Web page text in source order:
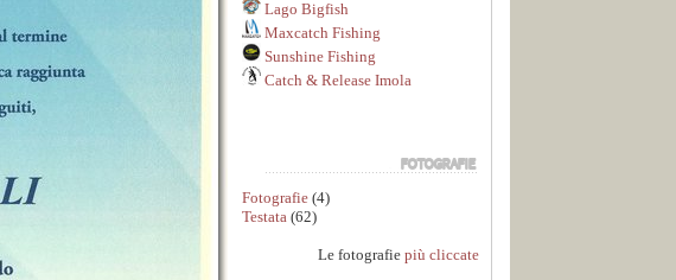
Lago Bigfish
Maxcatch Fishing
Sunshine Fishing
Catch & Release Imola
Fotografie (4)
Testata (62)
Le fotografie più cliccate